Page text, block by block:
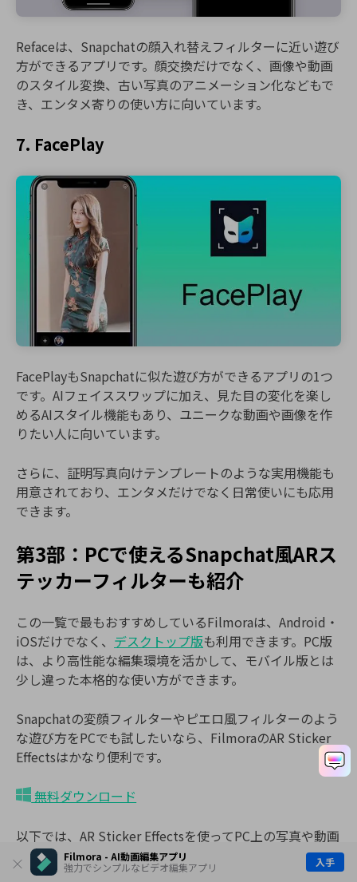
Filmora - AI動画編集アプリ
強力でシンプルなビデオ編集アプリ
入手
Refaceは、Snapchatの顔入れ替えフィルターに近い遊び
方ができるアプリです。顔交換だけでなく、画像や動画
のスタイル変換、古い写真のアニメーション化などもで
き、エンタメ寄りの使い方に向いています。
7. FacePlay
FacePlayもSnapchatに似た遊び方ができるアプリの1つ
です。AIフェイススワップに加え、見た目の変化を楽し
めるAIスタイル機能もあり、ユニークな動画や画像を作
りたい人に向いています。
さらに、証明写真向けテンプレートのような実用機能も
用意されており、エンタメだけでなく日常使いにも応用
できます。
第3部：PCで使えるSnapchat風ARス
テッカーフィルターも紹介
この一覧で最もおすすめしているFilmoraは、Android・
iOSだけでなく、 デスクトップ版も利用できます。PC版
は、より高性能な編集環境を活かして、モバイル版とは
少し違った本格的な使い方ができます。
Snapchatの変顔フィルターやピエロ風フィルターのよう
な遊び方をPCでも試したいなら、FilmoraのAR Sticker
Effectsはかなり便利です。
無料ダウンロード
以下では、AR Sticker Effectsを使ってPC上の写真や動画
に顔フィルターを加える流れを紹介します。